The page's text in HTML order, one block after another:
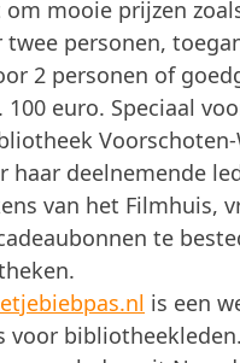
mooie prijzen
personen,
2 personen of
100 euro. Speciaal
Voorschoten-
haar deelnemende
van het Filmhuis,
te
is een
voor